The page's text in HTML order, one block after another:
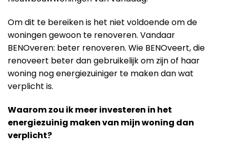
Om dit te bereiken is het niet voldoende om de
woningen gewoon te renoveren. Vandaar
BENOveren: beter renoveren. Wie BENOveert, die
renoveert beter dan gebruikelijk om zijn of haar
woning nog energiezuiniger te maken dan wat
verplicht is.
Waarom zou ik meer investeren in het
energiezuinig maken van mijn woning dan
verplicht?